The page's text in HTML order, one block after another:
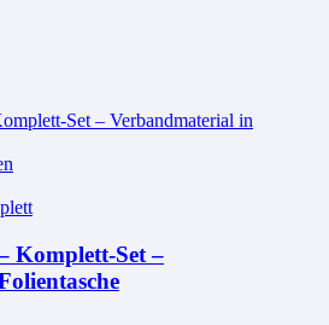
Komplett-Set –